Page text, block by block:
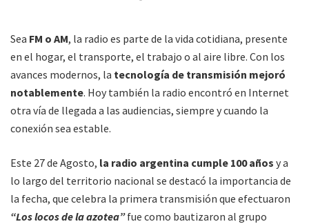
Sea FM o AM, la radio es parte de la vida cotidiana, presente
en el hogar, el transporte, el trabajo o al aire libre. Con los
avances modernos, la tecnología de transmisión mejoró
notablemente. Hoy también la radio encontró en Internet
otra vía de llegada a las audiencias, siempre y cuando la
conexión sea estable.
Este 27 de Agosto, la radio argentina cumple 100 años y a
lo largo del territorio nacional se destacó la importancia de
la fecha, que celebra la primera transmisión que efectuaron
“Los locos de la azotea”fue como bautizaron al grupo